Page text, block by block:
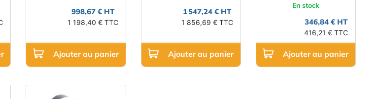
998,67 € HT
1 198,40 € TTC
Ajouter au panier
1 547,24 € HT
1 856,69 € TTC
Ajouter au panier
En stock
346,84 € HT
416,21 € TTC
Ajouter au panier